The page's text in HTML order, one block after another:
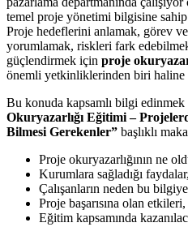
temel proje yönetimi bilgisine
Proje hedeflerini anlamak, görev
yorumlamak, riskleri fark
güçlendirmek için proje
önemli yetkinliklerinden biri haline
Bu konuda kapsamlı bilgi edinmek
Okuryazarlığı Eğitimi –
Bilmesi Gerekenler” başlıklı
Proje okuryazarlığının ne
Kurumlara sağladığı faydalar,
Çalışanların neden bu
Proje başarısına olan etkileri,
Eğitim kapsamında